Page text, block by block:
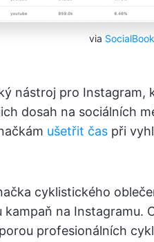
via SocialBook
nástroj pro Instagram,
dosah na sociálních
ušetřit čas při
cyklistického
na Instagramu.
profesionálních